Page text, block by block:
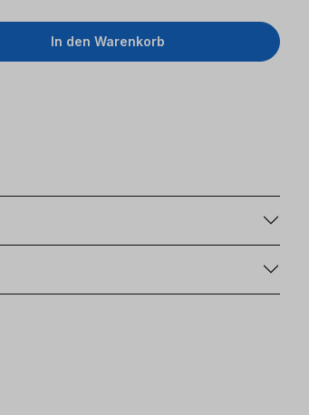
In den Warenkorb